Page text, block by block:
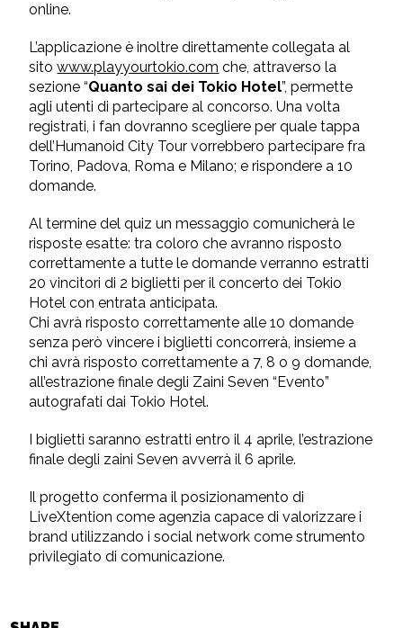
online.
L’applicazione è inoltre direttamente collegata al
sitowww.playyourtokio.com che, attraverso la
sezione “Quanto sai dei Tokio Hotel”, permette
agli utenti di partecipare al concorso. Una volta
registrati, i fan dovranno scegliere per quale tappa
dell’Humanoid City Tour vorrebbero partecipare fra
Torino, Padova, Roma e Milano; e rispondere a 10
domande.
Al termine del quiz un messaggio comunicherà le
risposte esatte: tra coloro che avranno risposto
correttamente a tutte le domande verranno estratti
20 vincitori di 2 biglietti per il concerto dei Tokio
Hotel con entrata anticipata.
Chi avrà risposto correttamente alle 10 domande
senza però vincere i biglietti concorrerà, insieme a
chi avrà risposto correttamente a 7, 8 o 9 domande,
all’estrazione finale degli Zaini Seven “Evento”
autografati dai Tokio Hotel.
I biglietti saranno estratti entro il 4 aprile, l’estrazione
finale degli zaini Seven avverrà il 6 aprile.
Il progetto conferma il posizionamento di
LiveXtention come agenzia capace di valorizzare i
brand utilizzando i social network come strumento
privilegiato di comunicazione.